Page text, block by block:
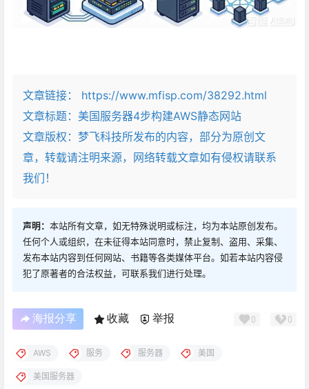
文章链接：
https://www.mfisp.com/38292.html
文章标题： 美国服务器4步构建AWS静态网站
文章版权：梦飞科技所发布的内容，部分为原创文
章，转载请注明来源，网络转载文章如有侵权请联系
我们！
声明： 本站所有文章，如无特殊说明或标注，均为本站原创发布。
任何个人或组织，在未征得本站同意时，禁止复制、盗用、采集、
发布本站内容到任何网站、书籍等各类媒体平台。如若本站内容侵
犯了原著者的合法权益，可联系我们进行处理。
海报分享 收藏 举报 0 0
AWS 服务 服务器 美国
美国服务器